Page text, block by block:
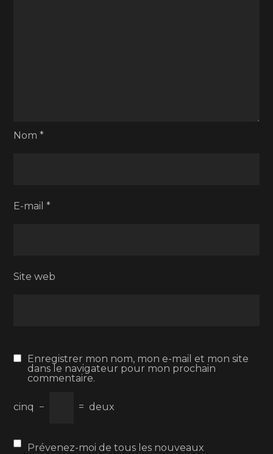
Nom*
E-mail*
Site web
Enregistrer mon nom, mon e-mail et mon site
dans le navigateur pour mon prochain
commentaire.
cinq − = deux
Prévenez-moi de tous les nouveaux